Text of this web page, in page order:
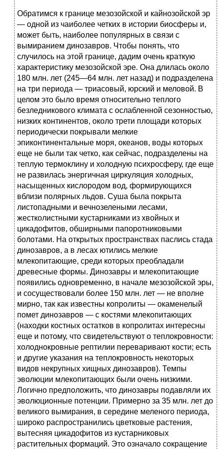
Обратимся к границе мезозойской и кайнозойской эр
— одной из чаиболее четких в истории биосферы и,
может быть, наиболее популярных в связи с
вымиранием динозавров. Чтобы понять, что
случилось на этой границе, дадим очень краткую
характеристику мезозойской эре. Она длилась около
180 млн. лет (245—64 млн. лет назад) и подразделена
на три периода — триасовый, юрский и меловой. В
целом это было время относительно теплого
безледникового климата с ослабленной сезонностью,
низких континентов, около трети площади которых
периодически покрывали мелкие
эпиконтинентальные моря, океанов, воды которых
еще не были так четко, как сейчас, подразделены на
теплую термоклину и холодную психросферу, где еще
не развилась энергичная циркуляция холодных,
насыщенных кислородом вод, формирующихся
вблизи полярных льдов. Суша была покрыта
листопадными и вечнозелеными лесами,
жестколистными кустарниками из хвойных и
цикадофитов, обширными папоротниковыми
болотами. На открытых пространствах паслись стада
динозавров, а в лесах ютились мелкие
млекопитающие, среди которых преобладали
древесные формы. Динозавры и млекопитающие
появились одновременно, в начале мезозойской эры,
и сосуществовали более 150 млн. лет — не вполне
мирно, так как известны копролиты — окаменелый
помет динозавров — с костями млекопитающих
(находки костных остатков в копролитах интересны
еще и потому, что свидетельствуют о теплокровности:
холоднокровные рептилии переваривают кости; есть
и другие указания на теплокровность некоторых
видов некрупных хищных динозавров). Темпы
эволюции млекопитающих были очень низкими.
Логично предположить, что динозавры подавляли их
эволюционные потенции. Примерно за 35 млн. лет до
великого вымирания, в середине меленого периода,
широко распространились цветковые растения,
вытесняя цикадофитов из кустарниковых
растительных формаций. Это означало сокращение